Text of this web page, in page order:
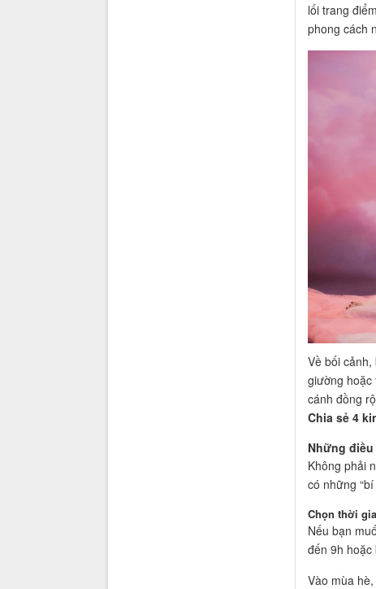
lối trang
phong cách
Về bối
giường hoặc
cánh đồng
Chia sẻ 4
Những
Không phải
có những
Chọn thời
Nếu bạn
đến 9h hoặc
Vào mùa